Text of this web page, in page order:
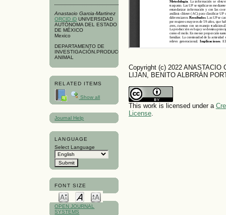
Anastacio Garcia-Martinez
ORCID iD UNIVERSIDAD
AUTÓNOMA DEL ESTADO
DE MÉXICO
Mexico
DEPARTAMENTO DE
INVESTIGACIÓN.PRODUCCIÓN
ANIMAL
RELATED ITEMS
Show all
Journal Help
LANGUAGE
Select Language
FONT SIZE
OPEN JOURNAL
SYSTEMS
Copyright (c) 2022 ANASTACIO
LIJAN, BENITO ALBRRÁN
This work is licensed under a
License.